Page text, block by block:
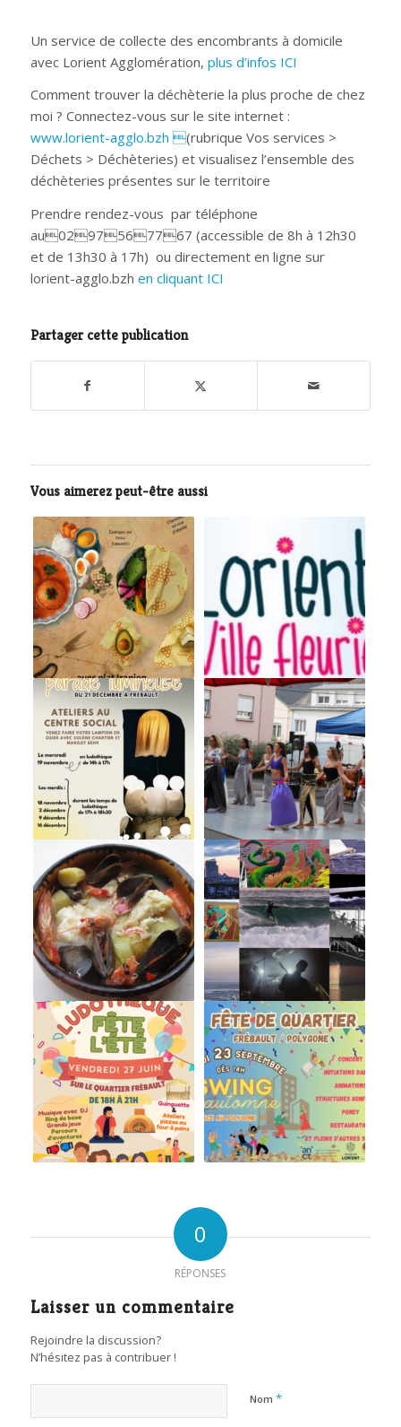
Un service de collecte des encombrants à domicile
avec Lorient Agglomération, plus d’infos ICI
Comment trouver la déchèterie la plus proche de chez
moi ? Connectez-vous sur le site internet :
www.lorient-agglo.bzh (rubrique Vos services >
Déchets > Déchèteries) et visualisez l’ensemble des
déchèteries présentes sur le territoire
Prendre rendez-vous par téléphone
au0297567767 (accessible de 8h à 12h30
et de 13h30 à 17h) ou directement en ligne sur
lorient-agglo.bzh en cliquant ICI
Partager cette publication
Vous aimerez peut-être aussi
0
RÉPONSES
Laisser un commentaire
Rejoindre la discussion?
N’hésitez pas à contribuer !
Nom *